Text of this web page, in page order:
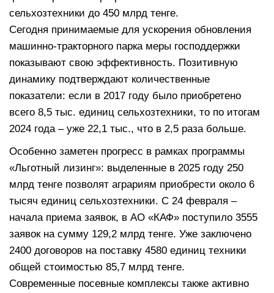
сельхозтехники до 450 млрд тенге.
Сегодня принимаемые для ускорения обновления
машинно-тракторного парка меры господдержки
показывают свою эффективность. Позитивную
динамику подтверждают количественные
показатели: если в 2017 году было приобретено
всего 8,5 тыс. единиц сельхозтехники, то по итогам
2024 года – уже 22,1 тыс., что в 2,5 раза больше.
Особенно заметен прогресс в рамках программы
«Льготный лизинг»: выделенные в 2025 году 250
млрд тенге позволят аграриям приобрести около 6
тысяч единиц сельхозтехники. С 24 февраля –
начала приема заявок, в АО «КАФ» поступило 3555
заявок на сумму 129,2 млрд тенге. Уже заключено
2400 договоров на поставку 4580 единиц техники
общей стоимостью 85,7 млрд тенге.
Современные посевные комплексы также активно